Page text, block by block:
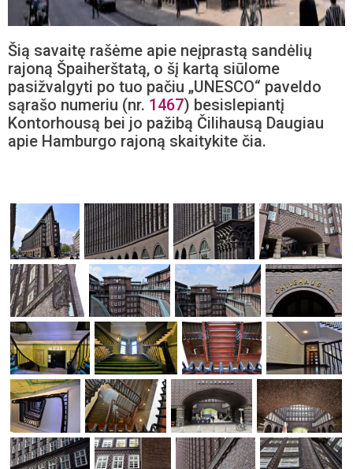
Šią savaitę rašėme apie neįprastą sandėlių
rajoną Špaiherštatą, o šį kartą siūlome
pasižvalgyti po tuo pačiu „UNESCO“ paveldo
sąrašo numeriu (nr. 1467) besislepiantį
Kontorhousą bei jo pažibą Čilihausą Daugiau
apie Hamburgo rajoną skaitykite čia.